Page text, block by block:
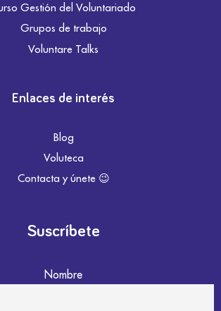
Gestión del Voluntariado
Grupos de trabajo
Voluntare Talks
Enlaces de interés
Blog
Voluteca
Contacta y únete 😉
Suscríbete
Nombre